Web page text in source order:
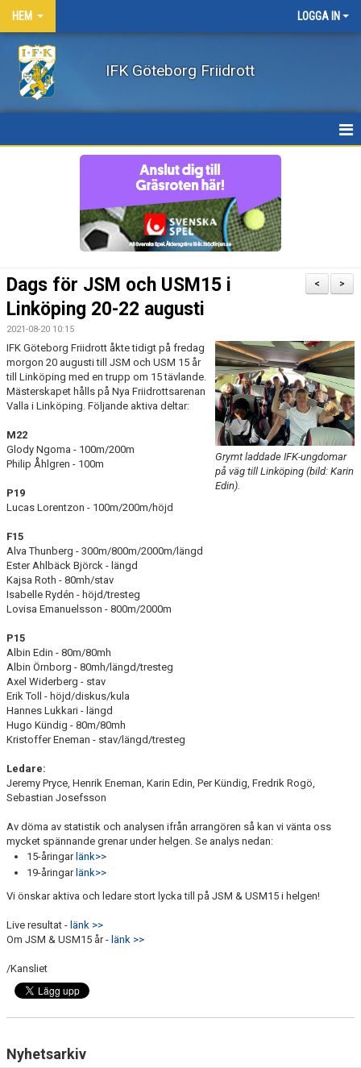
HEM LOGGA IN
IFK Göteborg Friidrott
KLÄDER
FUNKTIONÄR
BILDGALLERI
>
<
Dags för JSM och USM15 i
Linköping 20-22 augusti
2021-08-20 10:15
Grymt laddade IFK-ungdomar
på väg till Linköping (bild: Karin
Edin).
IFK Göteborg Friidrott åkte tidigt på fredag
morgon 20 augusti till JSM och USM 15 år
till Linköping med en trupp om 15 tävlande.
Mästerskapet hålls på Nya Friidrottsarenan
Valla i Linköping. Följande aktiva deltar:
M22
Glody Ngoma - 100m/200m
Philip Åhlgren - 100m
P19
Lucas Lorentzon - 100m/200m/höjd
F15
Alva Thunberg - 300m/800m/2000m/längd
Ester Ahlbäck Björck - längd
Kajsa Roth - 80mh/stav
Isabelle Rydén - höjd/tresteg
Lovisa Emanuelsson - 800m/2000m
P15
Albin Edin - 80m/80mh
Albin Örnborg - 80mh/längd/tresteg
Axel Widerberg - stav
Erik Toll - höjd/diskus/kula
Hannes Lukkari - längd
Hugo Kündig - 80m/80mh
Kristoffer Eneman - stav/längd/tresteg
Ledare:
Jeremy Pryce, Henrik Eneman, Karin Edin, Per Kündig, Fredrik Rogö,
Sebastian Josefsson
Av döma av statistik och analysen ifrån arrangören så kan vi vänta oss
mycket spännande grenar under helgen. Se analys nedan:
15-åringar länk>>
19-åringar länk>>
Vi önskar aktiva och ledare stort lycka till på JSM & USM15 i helgen!
Live resultat - länk >>
Om JSM & USM15 år - länk >>
/Kansliet
Nyhetsarkiv